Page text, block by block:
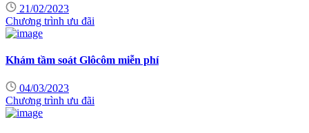
21/02/2023
Chương trình ưu đãi
Khám tầm soát Glôcôm miễn phí
04/03/2023
Chương trình ưu đãi